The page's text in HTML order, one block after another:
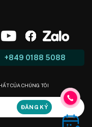
+849 0188 5088
CỦA CHÚNG TÔI